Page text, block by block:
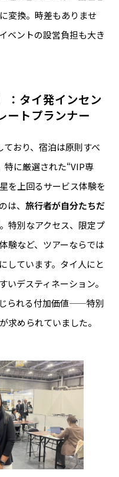
変換。時差もありませ
ベントの設営負担も大き
タイ発インセン
ートプランナー
おり、宿泊は原則すべ
特に厳選された“VIP専
を上回るサービス体験を
、 旅行者が自分たちだ
。特別なアクセス、限定プ
験など、ツアーならでは
しています。タイ人にと
いデスティネーション。
られる付加価値——特別
求められていました。